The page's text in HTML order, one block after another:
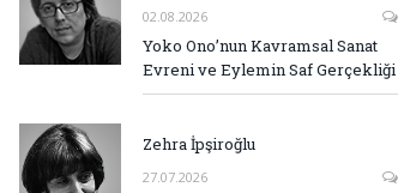
02.08.2026
Yoko Ono’nun Kavramsal Sanat
Evreni ve Eylemin Saf Gerçekliği
Zehra İpşiroğlu
27.07.2026